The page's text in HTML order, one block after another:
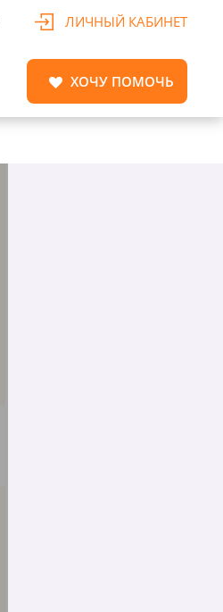
ЛИЧНЫЙ КАБИНЕТ
ХОЧУ ПОМОЧЬ